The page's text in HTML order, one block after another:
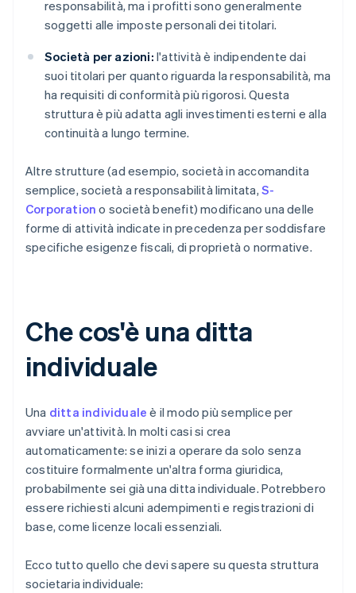
responsabilità, ma i profitti sono generalmente
soggetti alle imposte personali dei titolari.
Società per azioni: l'attività è indipendente dai
suoi titolari per quanto riguarda la responsabilità, ma
ha requisiti di conformità più rigorosi. Questa
struttura è più adatta agli investimenti esterni e alla
continuità a lungo termine.
Altre strutture (ad esempio, società in accomandita
semplice, società a responsabilità limitata, S-
Corporation o società benefit) modificano una delle
forme di attività indicate in precedenza per soddisfare
specifiche esigenze fiscali, di proprietà o normative.
Che cos'è una ditta
individuale
Una ditta individuale è il modo più semplice per
avviare un'attività. In molti casi si crea
automaticamente: se inizi a operare da solo senza
costituire formalmente un'altra forma giuridica,
probabilmente sei già una ditta individuale. Potrebbero
essere richiesti alcuni adempimenti e registrazioni di
base, come licenze locali essenziali.
Ecco tutto quello che devi sapere su questa struttura
societaria individuale: